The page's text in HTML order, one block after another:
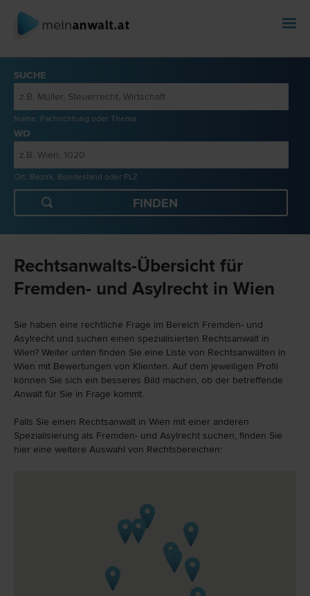
SUCHE
Name, Fachrichtung oder Thema
WO
Ort, Bezirk, Bundesland oder PLZ
Rechtsanwalts-Übersicht für
Fremden- und Asylrecht in Wien
Sie haben eine rechtliche Frage im Bereich Fremden- und
Asylrecht und suchen einen spezialisierten Rechtsanwalt in
Wien? Weiter unten finden Sie eine Liste von Rechtsanwälten in
Wien mit Bewertungen von Klienten. Auf dem jeweiligen Profil
können Sie sich ein besseres Bild machen, ob der betreffende
Anwalt für Sie in Frage kommt.
Falls Sie einen Rechtsanwalt in Wien mit einer anderen
Spezialisierung als Fremden- und Asylrecht suchen, finden Sie
hier eine weitere Auswahl von Rechtsbereichen: